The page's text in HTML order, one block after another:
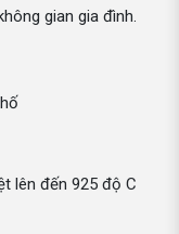
gian gia đình.
lên đến 925 độ C